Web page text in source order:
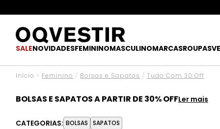
O
SALENOVIDADESFEMININOMASCULINOMARCASROUPAS
Início > Feminino / Bolsas e Sapatos / Tudo Com 30 Off
BOLSAS E SAPATOS A PARTIR DE 30% OFF
Finalize suas produções com os sapatos e bolsas mais
e aproveite.
CATEGORIAS: BOLSAS SAPATOS